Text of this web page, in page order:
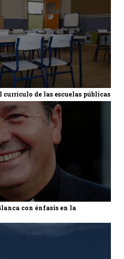
de las escuelas públicas
con énfasis en la